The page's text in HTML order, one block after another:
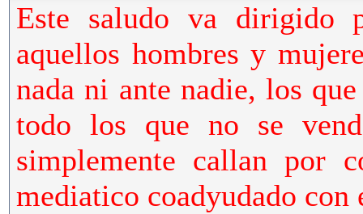
Este saludo va dirigido
aquellos hombres y
nada ni ante nadie, los
todo los que no se
simplemente callan por
mediatico coadyudado con